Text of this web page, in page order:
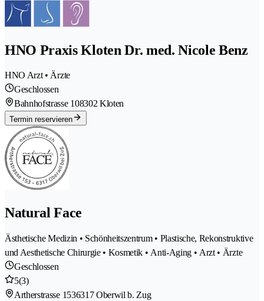
HNO Praxis Kloten Dr. med. Nicole Benz
HNO Arzt • Ärzte
Geschlossen
Bahnhofstrasse 108302 Kloten
Termin reservieren
Natural Face
Ästhetische Medizin • Schönheitszentrum • Plastische, Rekonstruktive
und Aesthetische Chirurgie • Kosmetik • Anti-Aging • Arzt • Ärzte
Geschlossen
5(3)
Artherstrasse 1536317 Oberwil b. Zug